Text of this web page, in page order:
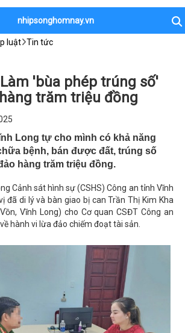
nhipsonghomnay.vn
luật Tin tức
'bùa phép trúng số'
trăm triệu đồng
Long tự cho mình có khả năng
bệnh, bán được đất, trúng số
hàng trăm triệu đồng.
Cảnh sát hình sự (CSHS) Công an tỉnh Vĩnh
đã di lý và bàn giao bị can Trần Thị Kim Kha
Vĩnh Long) cho Cơ quan CSĐT Công an
hành vi lừa đảo chiếm đoạt tài sản.